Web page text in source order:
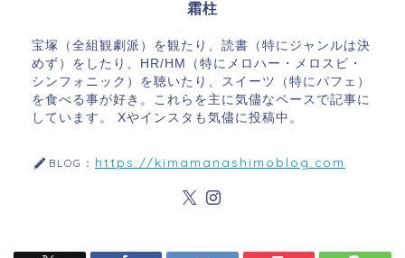
霜柱
宝塚（全組観劇派）を観たり、読書（特にジャンルは決
めず）をしたり、HR/HM（特にメロハー・メロスピ・
シンフォニック）を聴いたり、スイーツ（特にパフェ）
を食べる事が好き。これらを主に気儘なペースで記事に
しています。 Xやインスタも気儘に投稿中。
BLOG： https://kimamanashimoblog.com